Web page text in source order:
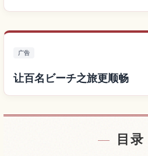
广告
让百名ビーチ之旅更顺畅
目录